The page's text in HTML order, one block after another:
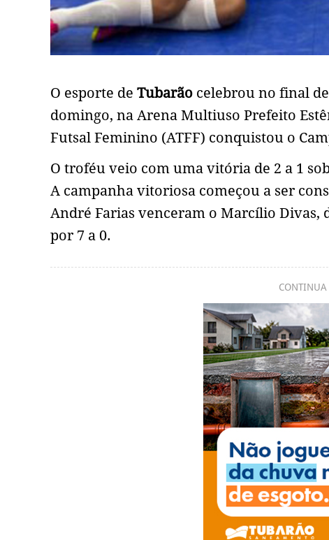
O esporte de Tubarão celebrou no final
domingo, na Arena Multiuso Prefeito
Futsal Feminino (ATFF) conquistou o
O troféu veio com uma vitória de 2 a 1
A campanha vitoriosa começou a ser
André Farias venceram o Marcílio Divas,
por 7 a 0.